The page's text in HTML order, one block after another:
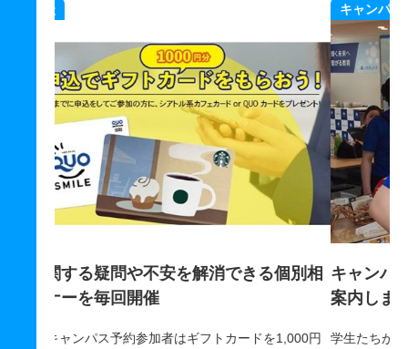
キャンパス内の主な施設を、学生スタッフが
案内します
学生たちが実際に、各施設をどのように活用してキャンパ